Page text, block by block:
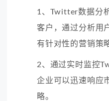
1、Twitter数据分
客户，通过分析用
有针对性的营销策
2、通过实时监控
企业可以迅速响应
略。